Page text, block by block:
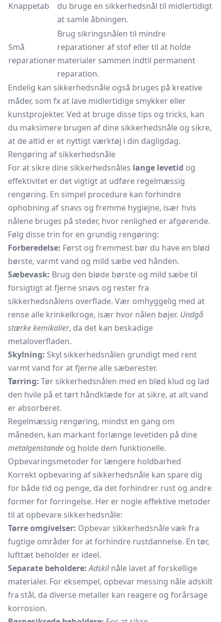
Knappetab
du bruge en sikkerhedsnål til midlertidigt
at samle åbningen.
Små
reparationer
Brug sikringsnålen til mindre
reparationer af stof eller til at holde
materialer sammen indtil permanent
reparation.
Endelig kan sikkerhedsnåle også bruges på kreative
måder, som fx at lave midlertidige smykker eller
kunstprojekter. Ved at bruge disse tips og tricks, kan
du maksimere brugen af dine sikkerhedsnåle og sikre,
at de altid er et nyttigt værktøj i din dagligdag.
Rengøring af sikkerhedsnåle
For at sikre dine sikkerhedsnåles lange levetid og
effektivitet er det vigtigt at udføre regelmæssig
rengøring. En simpel procedure kan forhindre
ophobning af snavs og fremme hygiejne, især hvis
nålene bruges på steder, hvor renlighed er afgørende.
Følg disse trin for en grundig rengøring:
Forberedelse: Først og fremmest bør du have en blød
børste, varmt vand og mild sæbe ved hånden.
Sæbevask: Brug den bløde børste og mild sæbe til
forsigtigt at fjerne snavs og rester fra
sikkerhedsnålens overflade. Vær omhyggelig med at
rense alle krinkelkroge, især hvor nålen bøjer. Undgå
stærke kemikalier, da det kan beskadige
metaloverfladen.
Skylning: Skyl sikkerhedsnålen grundigt med rent
varmt vand for at fjerne alle sæberester.
Tørring: Tør sikkerhedsnålen med en blød klud og lad
den hvile på et tørt håndklæde for at sikre, at alt vand
er absorberet.
Regelmæssig rengøring, mindst en gang om
måneden, kan markant forlænge levetiden på dine
metalgenstande og holde dem funktionelle.
Opbevaringsmetoder for længere holdbarhed
Korrekt opbevaring af sikkerhedsnåle kan spare dig
for både tid og penge, da det forhindrer rust og andre
former for forringelse. Her er nogle effektive metoder
til at opbevare sikkerhedsnåle:
Tørre omgivelser: Opbevar sikkerhedsnåle væk fra
fugtige områder for at forhindre rustdannelse. En tør,
lufttæt beholder er ideel.
Separate beholdere: Adskilnåle lavet af forskellige
materialer. For eksempel, opbevar messing nåle adskilt
fra stål, da diverse metaller kan reagere og forårsage
korrosion.